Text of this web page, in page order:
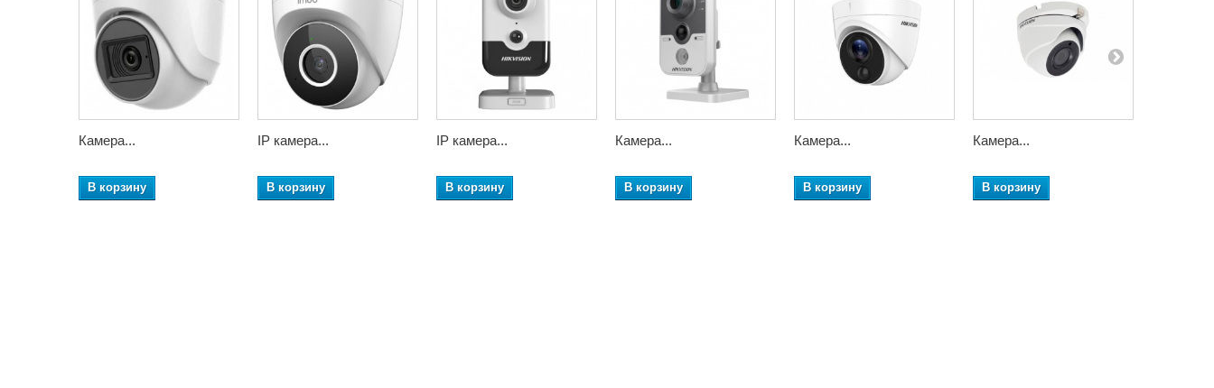
Камера...
В корзину
IP камера...
В корзину
IP камера...
В корзину
Камера...
В корзину
Камера...
В корзину
Камера...
В корзину